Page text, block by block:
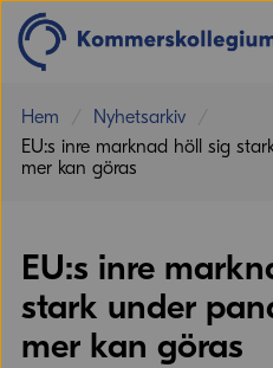
Hem
Nyhetsarkiv
EU:s inre marknad höll sig
mer kan göras
EU:s inre
stark under
mer kan göras